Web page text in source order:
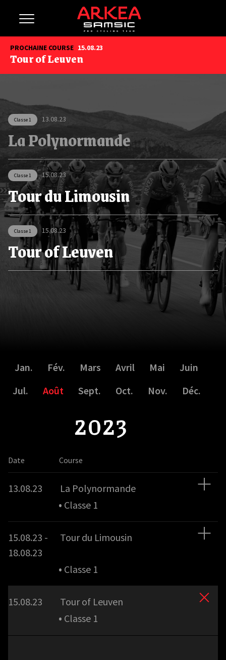
PROCHAINE COURSE 15.08.23
Tour of Leuven
Classe 1 13.08.23
La Polynormande
Classe 1 15.08.23
Tour du Limousin
Classe 1 15.08.23
Tour of Leuven
Jan. Fév. Mars Avril Mai
Juin
Jul.
Août Sept. Oct. Nov. Déc.
Date Course
13.08.23 La Polynormande
• Classe 1
15.08.23 -
18.08.23
Tour du Limousin
• Classe 1
15.08.23 Tour of Leuven
• Classe 1